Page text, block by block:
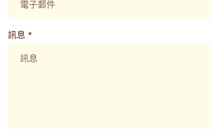
訊息 *